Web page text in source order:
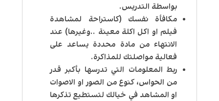
بواسطة التدريس.
مكافأة نفسك (كاستراحة لمشاهدة
فيلم او اكل اكلة معينة ..وغيرها) عند
الانتهاء من مادة محددة يساعد على
فعالية مواصلتك للمذاكرة.
ربط المعلومات التي تدرسها بأكبر قدر
من الحواس، كنوع من الصور او الاصوات
او المشاهد في خيالك لتستطيع تذكرها